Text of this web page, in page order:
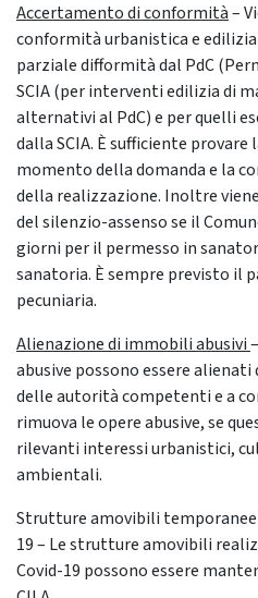
Accertamento di conformità–
conformità urbanistica e
parziale difformità dal PdC
SCIA (per interventi edilizia di
alternativi al PdC) e per quelli
dalla SCIA. È sufficiente
momento della domanda e la
della realizzazione. Inoltre
del silenzio-assenso se il
giorni per il permesso in
sanatoria. È sempre previsto il
pecuniaria.
Alienazione di immobili abusivi
abusive possono essere
delle autorità competenti e a
rimuova le opere abusive, se
rilevanti interessi urbanistici,
ambientali.
Strutture amovibili
19 – Le strutture amovibili
Covid-19 possono essere